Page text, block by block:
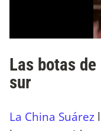
Las botas
sur
La China Suárez